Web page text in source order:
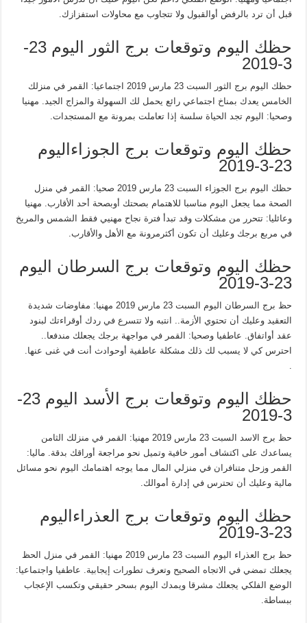
قبل أن ترد بالرفض أوالقبول ولا تتجاوب مع محاولات استفزازك.
حظك اليوم وتوقعات برج الثور اليوم 23-
3-2019
حظك اليوم برج الثور السبت 23 مارس 2019 اجتماعيا: القمر في منزلك
الخامس يعدك بمناخ اجتماعي رائع يحمل لك السهولة والمزاج الجيد. مهنيا
وصحيا: اليوم تجد الحياة سلسة إذا تعاملت بمرونة مع المستجدات.
حظك اليوم وتوقعات برج الجوزاءاليوم
23-3-2019
حظك اليوم برج الجوزاء السبت 23 مارس 2019 صحيا: القمر في منزل
الصحة مما يجعل اليوم مناسبا للاهتمام بصحتك أوبصحة أحد الأقارب. مهنيا
وعائليا: تتحرر من مشكلات وقد تبدأ فترة نجاح مهنيي فقط الشمس والمريخ
في مربع برجك وعليك أن تكون أكثرمرونة مع الأهل والأقارب.
حظك اليوم وتوقعات برج السرطان اليوم
23-3-2019
حظ برج السرطان اليوم السبت 23 مارس 2019 مهنيا: مفاوضات شديدة
التعقيد وعليك أن تحتوي الأزمة.. انتبه ولا تتسرع في ردك أوقراءتك لبنود
عقد أواتفاق. عاطفيا وصحيا: القمر في مواجهة برجك يجعلك مندفعا..
احترس كي لا يسبب لك ذلك مشكلة عاطفية أوحوادث أنت في غنى عنها.
.
حظك اليوم وتوقعات برج الأسد اليوم 23-
3-2019
حظ برج الاسد السبت 23 مارس 2019 مهنيا: القمر في منزلك الثامن
يساعدك على اكتشاف أمور خافية وتميل نحو مراجعة أوراقك بدقة. ماليا:
القمر وزحل متنافران في منزلي المال مما يوجه اهتمامك اليوم نحو مسائل
مالية وعليك أن تحترس في إدارة أموالك.
حظك اليوم وتوقعات برج العذراءاليوم
23-3-2019
حظ برج العذراء اليوم السبت 23 مارس 2019 مهنيا: القمر في منزل الحظ
يجعلك تمضي في الاتجاه الصحيح وتعرف تطورات إيجابية. عاطفيا واجتماعيا:
الوضع الفلكي يجعلك مشرقا ويمدك اليوم بسحر حقيقي وتكسب الإعجاب
ببساطة.